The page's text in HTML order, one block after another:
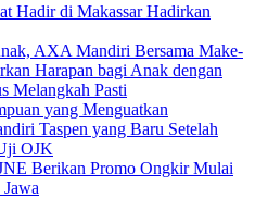
Hadir di Makassar Hadirkan
AXA Mandiri Bersama Make-
Harapan bagi Anak dengan
Melangkah Pasti
yang Menguatkan
Taspen yang Baru Setelah
OJK
Berikan Promo Ongkir Mulai